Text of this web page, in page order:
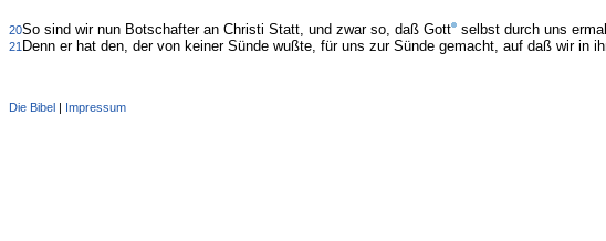
20So sind wir nun Botschafter an Christi Statt, und zwar so, daß Gott selbst durch uns
21 Denn er hat den, der von keiner Sünde wußte, für uns zur Sünde gemacht, auf daß wir in
Die Bibel | Impressum